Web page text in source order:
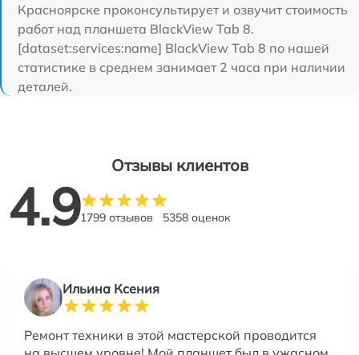
Красноярске проконсультирует и озвучит стоимость
работ над планшета BlackView Tab 8.
[dataset:services:name] BlackView Tab 8 по нашей
статистике в среднем занимает 2 часа при наличии
деталей.
Отзывы клиентов
4.91799 отзывов 5358 оценок
Ильина Ксения
Ремонт техники в этой мастерской проводится